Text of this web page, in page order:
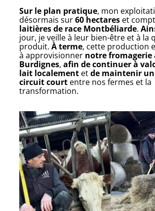
Sur le plan pratique, mon
désormais sur60 hectares et
laitières de race Montbéliarde.
jour, je veille à leur bien-être et à la
produit. À terme, cette production
à approvisionner notre fromagerie
Burdignes, afin de continuer à
lait localement etde maintenir
circuit court entre nos fermes et la
transformation.